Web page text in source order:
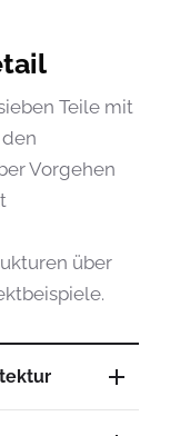
Teile mit
Vorgehen
über